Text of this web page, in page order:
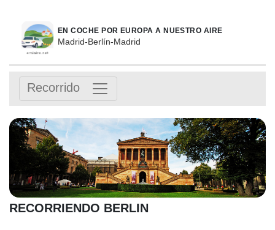
EN COCHE POR EUROPA A NUESTRO AIRE
Madrid-Berlín-Madrid
Recorrido
RECORRIENDO BERLIN